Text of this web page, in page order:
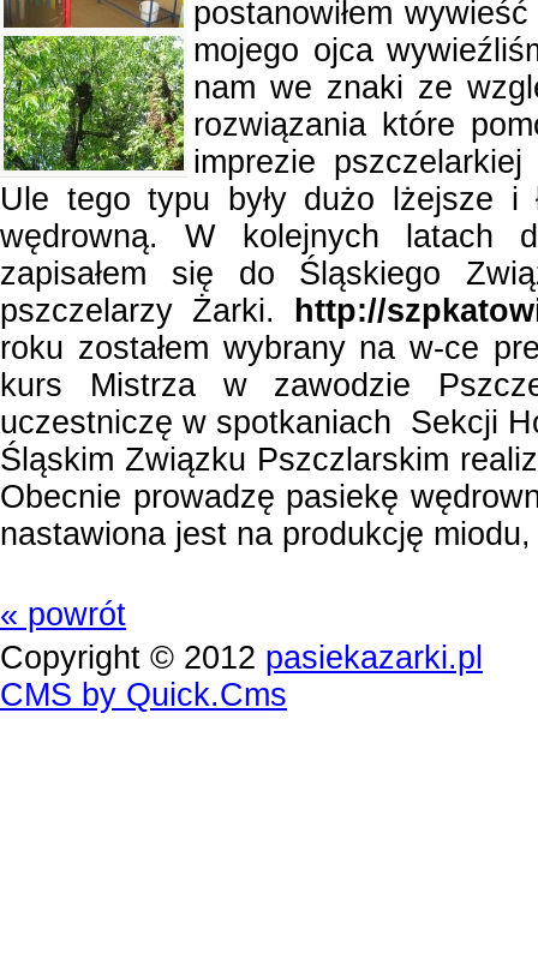
postanowiłem
mojego ojca
nam we znaki ze
rozwiązania które
imprezie
Ule tego typu były dużo lżejsze i
wędrowną. W kolejnych latach
zapisałem się do Śląskiego
pszczelarzy Żarki.
http://
roku zostałem wybrany na w-ce
kurs Mistrza w zawodzie
uczestniczę w spotkaniach Sekcji
Śląskim Związku Pszczlarskim
Obecnie prowadzę pasiekę
nastawiona jest na produkcję
« powrót
Copyright © 2012 pasiekazarki.pl
CMS by Quick.Cms